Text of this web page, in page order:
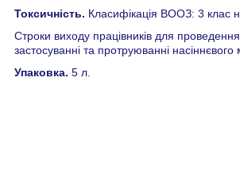
Токсичність. Класифікація ВООЗ: 3 клас
Строки виходу працівників для
застосуванні та протруюванні
Упаковка. 5 л.